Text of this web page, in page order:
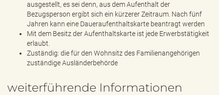
ausgestellt, es sei denn, aus dem Aufenthalt der
Bezugsperson ergibt sich ein kürzerer Zeitraum. Nach fünf
Jahren kann eine Daueraufenthaltskarte beantragt werden
Mit dem Besitz der Aufenthaltskarte ist jede Erwerbstätigkeit
erlaubt.
Zuständig: die für den Wohnsitz des Familienangehörigen
zuständige Ausländerbehörde
weiterführende Informationen